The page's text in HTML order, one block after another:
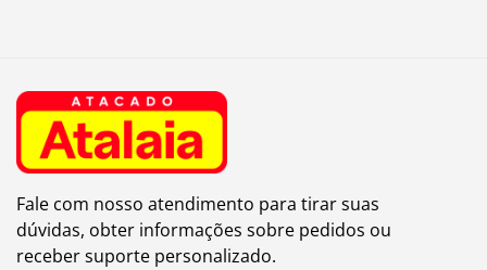
Fale com nosso atendimento para tirar suas
dúvidas, obter informações sobre pedidos ou
receber suporte personalizado.